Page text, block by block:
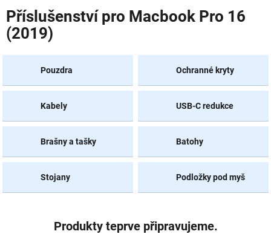
MACBOOK
AIRPODS
AIRTAG
OSTATNÍ
ZNAČKY
%
ZBOŽÍ
Příslušenství pro Macbook Pro 16
(2019)
Pouzdra Ochranné kryty
Kabely USB-C redukce
Brašny a tašky Batohy
Stojany Podložky pod myš
Produkty teprve připravujeme.